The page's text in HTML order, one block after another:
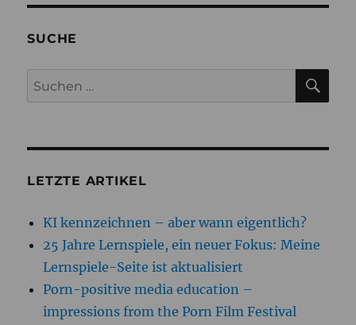
SUCHE
Suchen
nach:
LETZTE ARTIKEL
KI kennzeichnen – aber wann eigentlich?
25 Jahre Lernspiele, ein neuer Fokus: Meine
Lernspiele-Seite ist aktualisiert
Porn-positive media education –
impressions from the Porn Film Festival